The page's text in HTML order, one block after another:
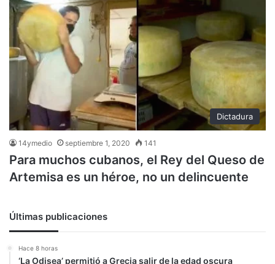
Dictadura
14ymedio septiembre 1, 2020 141
Para muchos cubanos, el Rey del Queso de
Artemisa es un héroe, no un delincuente
Últimas publicaciones
Hace 8 horas
‘La Odisea’ permitió a Grecia salir de la edad oscura